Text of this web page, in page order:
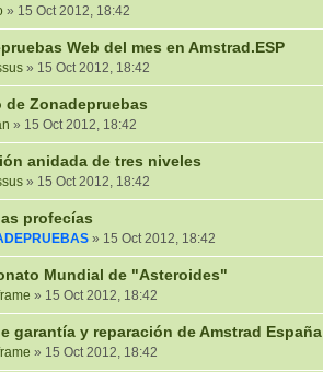
» 15 Oct 2012, 18:42
Web del mes en Amstrad.ESP
» 15 Oct 2012, 18:42
de Zonadepruebas
» 15 Oct 2012, 18:42
anidada de tres niveles
» 15 Oct 2012, 18:42
profecías
» 15 Oct 2012, 18:42
Mundial de "Asteroides"
» 15 Oct 2012, 18:42
garantía y reparación de Amstrad España
» 15 Oct 2012, 18:42